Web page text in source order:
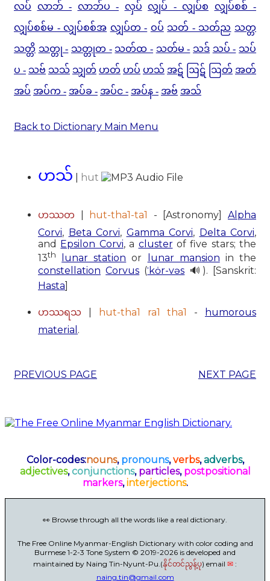
လပ် လာဘ် - လာဘ်ပ - လှပ် လျှပ် - လျှပ်စ လျှပ်စစ် -
လျှပ်စစ်မ - လျှပ်စစ်အ လျှပ်တ - ဝပ် သတ် - သတ်ည သတ္တ
သတ္တိ သတ္တု - သတ္တုတ - သတ်ထ - သတ်မ - သဒ် သပ် - သပ်
ပ - သဗ် သသ် သျှတ် ဟတ် ဟပ် ဟသ် အဋ် ဩဋ် ဩတ် အတ်
အပ် အပ်က - အပ်ခ - အပ်င - အပ်န - အဗ် အသ်
Back to Dictionary Main Menu
ဟသ် hut
ဟဿတ hut-tha1-ta1 - [Astronomy]Alpha
Corvi, Beta Corvi, Gamma Corvi, Delta Corvi,
and Epsilon Corvi, a clusterof five stars; the
13th lunar station or lunar mansion in the
constellation Corvus (ˈkȯr-vəs 🔊). [Sanskrit:
Hasta]
ဟဿရသ hut-tha1 ra1 tha1 -
humorous
material .
PREVIOUS PAGE NEXT PAGE
Color-codes:nouns, pronouns,verbs,adverbs,
adjectives,conjunctions, particles, postpositional
markers,interjections.
👀 Browse through all the words like a real dictionary.
The Free Online Myanmar-English Dictionary with color coding and
Burmese 1-2-3 Tone System © 2019-2026 is developed and
maintained by Naing Tin-Nyunt-Pu.(နိုင်တင်ညွန့်ပု) email ✉ :
naing.tin@gmail.com